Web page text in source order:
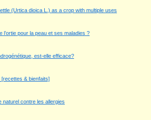
(Urtica dioica L.) as a crop with multiple uses
l’ortie pour la peau et ses maladies ?
est-elle efficace?
[recettes & bienfaits]
naturel contre les allergies